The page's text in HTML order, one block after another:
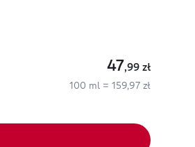
47,99 zł
100 ml = 159,97 zł